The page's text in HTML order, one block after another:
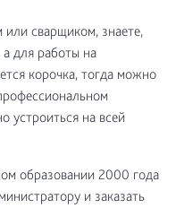
или сварщиком, знаете,
а для работы на
корочка, тогда можно
устроиться на всей
образовании 2000 года
и заказать